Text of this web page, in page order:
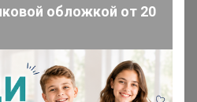
Хит
обложкой от 20